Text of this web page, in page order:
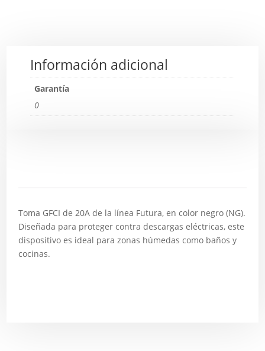
Información adicional
Garantía
0
Toma GFCI de 20A de la línea Futura, en color negro (NG).
Diseñada para proteger contra descargas eléctricas, este
dispositivo es ideal para zonas húmedas como baños y
cocinas.